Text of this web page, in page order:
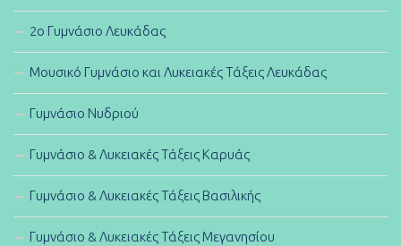
2ο Γυμνάσιο Λευκάδας
Μουσικό Γυμνάσιο και Λυκειακές Τάξεις Λευκάδας
Γυμνάσιο Νυδριού
Γυμνάσιο & Λυκειακές Τάξεις Καρυάς
Γυμνάσιο & Λυκειακές Τάξεις Βασιλικής
Γυμνάσιο & Λυκειακές Τάξεις Μεγανησίου